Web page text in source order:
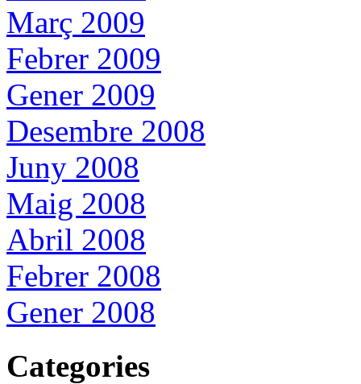
Març 2009
Febrer 2009
Gener 2009
Desembre 2008
Juny 2008
Maig 2008
Abril 2008
Febrer 2008
Gener 2008
Categories